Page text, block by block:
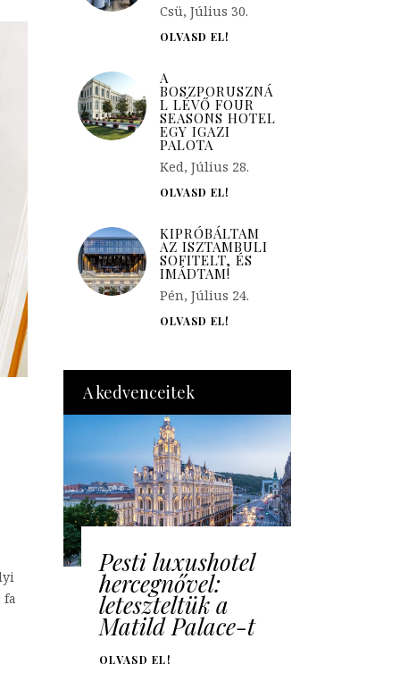
fa
Csü, Július 30.
OLVASD EL!
A
BOSZPORUSZNÁ
L LÉVŐ FOUR
SEASONS HOTEL
EGY IGAZI
PALOTA
Ked, Július 28.
OLVASD EL!
KIPRÓBÁLTAM
AZ ISZTAMBULI
SOFITELT, ÉS
IMÁDTAM!
Pén, Július 24.
OLVASD EL!
A kedvenceitek
Pesti luxushotel
hercegnővel:
leteszteltük a
Matild Palace-t
OLVASD EL!